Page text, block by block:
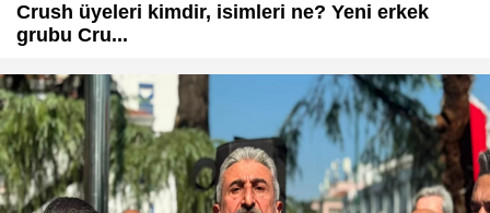
Crush üyeleri kimdir, isimleri ne? Yeni erkek
grubu Cru...